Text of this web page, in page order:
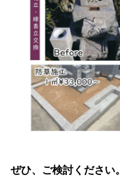
ぜひ、ご検討ください。